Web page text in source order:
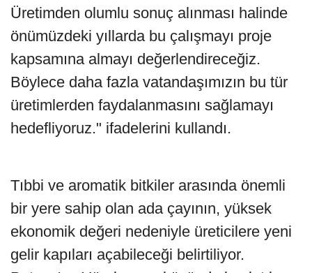
Üretimden olumlu sonuç alınması halinde
önümüzdeki yıllarda bu çalışmayı proje
kapsamına almayı değerlendireceğiz.
Böylece daha fazla vatandaşımızın bu tür
üretimlerden faydalanmasını sağlamayı
hedefliyoruz." ifadelerini kullandı.
Tıbbi ve aromatik bitkiler arasında önemli
bir yere sahip olan ada çayının, yüksek
ekonomik değeri nedeniyle üreticilere yeni
gelir kapıları açabileceği belirtiliyor.